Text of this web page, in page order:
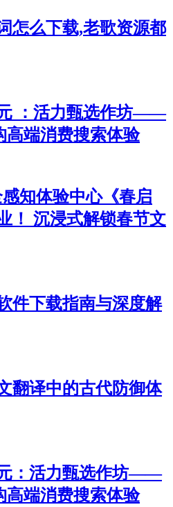
怎么下载,老歌资源都
：活力甄选作坊——
高端消费搜索体验
知体验中心《春启
！ 沉浸式解锁春节文
件下载指南与深度解
翻译中的古代防御体
：活力甄选作坊——
高端消费搜索体验